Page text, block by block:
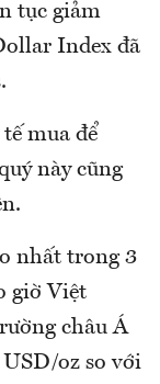
tục giảm
Index đã
mua để
này cũng
nhất trong 3
giờ Việt
châu Á
oz so với